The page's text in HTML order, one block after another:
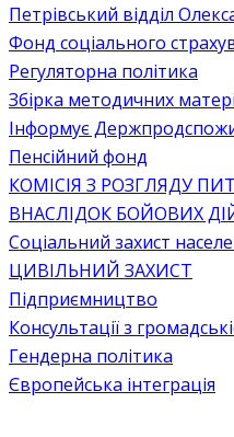
Петрівський відділ
Фонд соціального
Регуляторна політика
Збірка методичних
Інформує
Пенсійний фонд
КОМІСІЯ З РОЗГЛЯДУ
ВНАСЛІДОК БОЙОВИХ
Соціальний захист
ЦИВІЛЬНИЙ ЗАХИСТ
Підприємництво
Консультації з
Гендерна політика
Європейська інтеграція